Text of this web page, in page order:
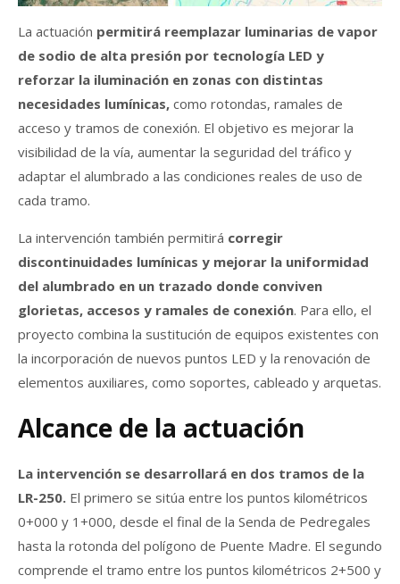
La actuación permitirá reemplazar luminarias de vapor
de sodio de alta presión por tecnología LED y
reforzar la iluminación en zonas con distintas
necesidades lumínicas, como rotondas, ramales de
acceso y tramos de conexión. El objetivo es mejorar la
visibilidad de la vía, aumentar la seguridad del tráfico y
adaptar el alumbrado a las condiciones reales de uso de
cada tramo.
La intervención también permitirá corregir
discontinuidades lumínicas y mejorar la uniformidad
del alumbrado en un trazado donde conviven
glorietas, accesos y ramales de conexión. Para ello, el
proyecto combina la sustitución de equipos existentes con
la incorporación de nuevos puntos LED y la renovación de
elementos auxiliares, como soportes, cableado y arquetas.
Alcance de la actuación
La intervención se desarrollará en dos tramos de la
LR-250. El primero se sitúa entre los puntos kilométricos
0+000 y 1+000, desde el final de la Senda de Pedregales
hasta la rotonda del polígono de Puente Madre. El segundo
comprende el tramo entre los puntos kilométricos 2+500 y